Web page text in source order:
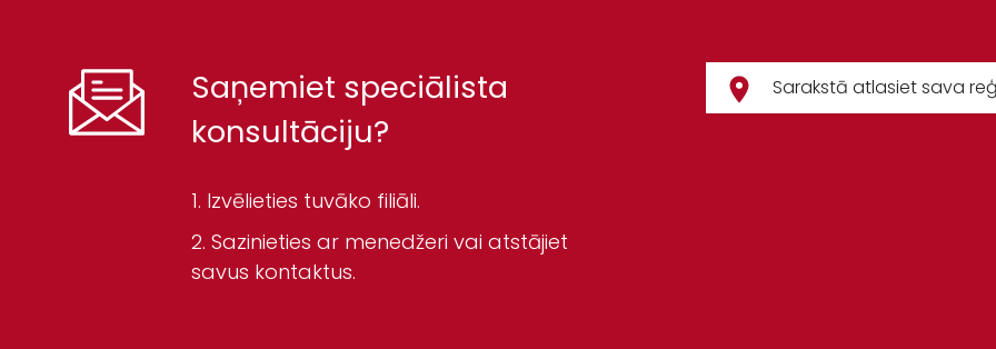
Saņemiet speciālista
konsultāciju?
Izvēlieties tuvāko filiāli.
Sazinieties ar menedžeri vai atstājiet
savus kontaktus.